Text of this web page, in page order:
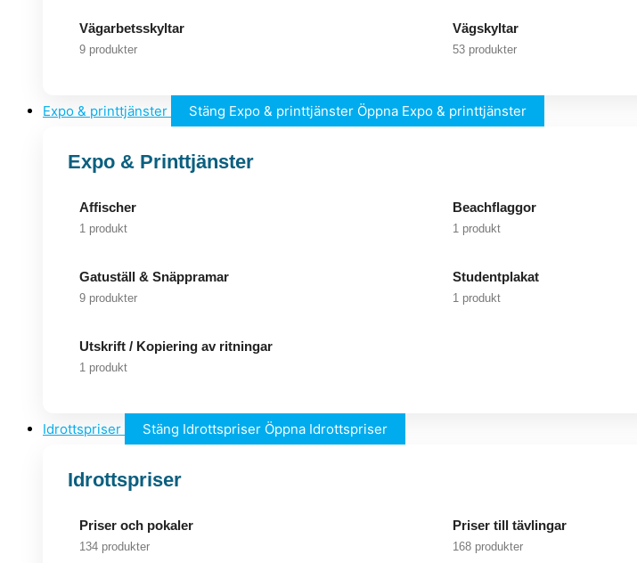
Vägarbetsskyltar
9 produkter
Vägskyltar
53 produkter
Expo & printtjänster Stäng Expo & printtjänster Öppna Expo & printtjänster
Expo & Printtjänster
Affischer
1 produkt
Beachflaggor
1 produkt
Gatuställ & Snäppramar
9 produkter
Studentplakat
1 produkt
Utskrift / Kopiering av ritningar
1 produkt
Idrottspriser Stäng Idrottspriser Öppna Idrottspriser
Idrottspriser
Priser och pokaler
134 produkter
Priser till tävlingar
168 produkter